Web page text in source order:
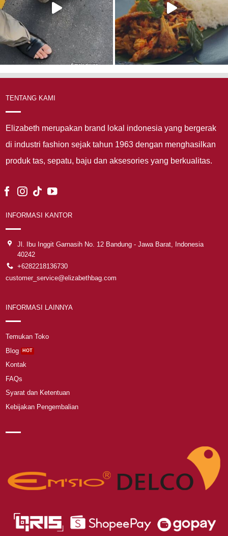
TENTANG KAMI
Elizabeth merupakan brand lokal indonesia yang bergerak
di industri fashion sejak tahun 1963 dengan menghasilkan
produk tas, sepatu, baju dan aksesories yang berkualitas.
INFORMASI KANTOR
Jl. Ibu Inggit Garnasih No. 12 Bandung - Jawa Barat, Indonesia
40242
+6282218136730
customer_service@elizabethbag.com
INFORMASI LAINNYA
Temukan Toko
Blog
Kontak
FAQs
Syarat dan Ketentuan
Kebijakan Pengembalian